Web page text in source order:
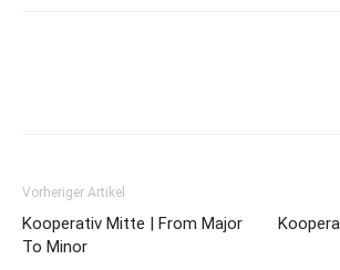
Vorheriger Artikel
Kooperativ Mitte | From Major
To Minor